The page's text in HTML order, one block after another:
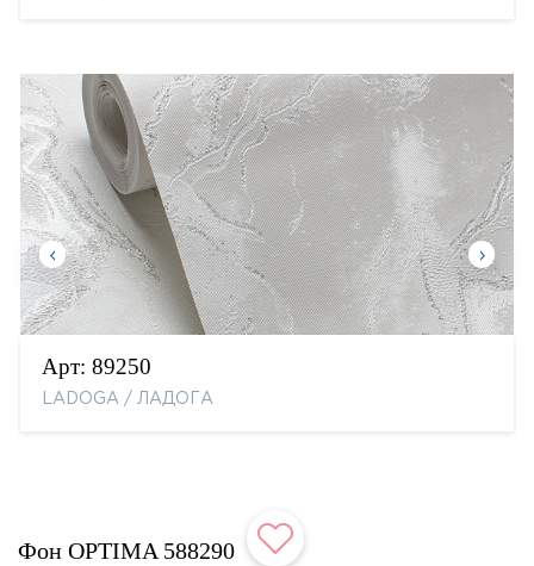
Арт: 89250
LADOGA / ЛАДОГА
Фон OPTIMA 588290